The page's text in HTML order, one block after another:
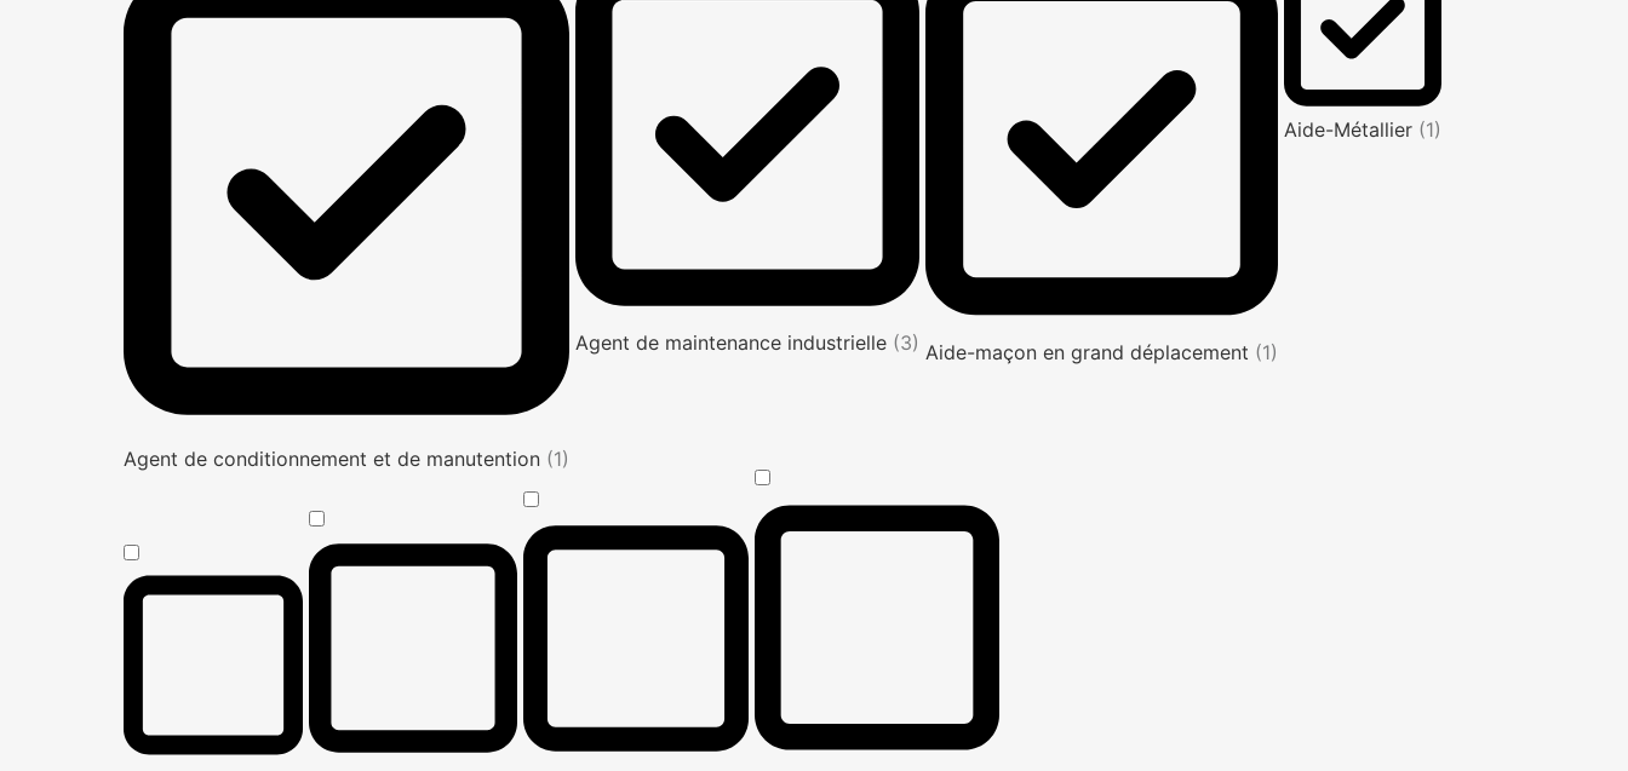
Agent de conditionnement et de manutention (1)
Agent de maintenance industrielle (3) Aide-maçon en grand déplacement (1)
Aide-Métallier (1)